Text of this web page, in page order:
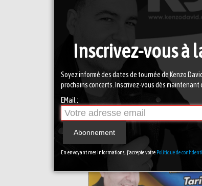
Inscrivez-vous à
Soyez informé des dates de tournée de Kenzo
prochains concerts. Inscrivez-vous dès maintenant
EMail :
Abonnement
En envoyant mes informations, j'accepte votre Politique de